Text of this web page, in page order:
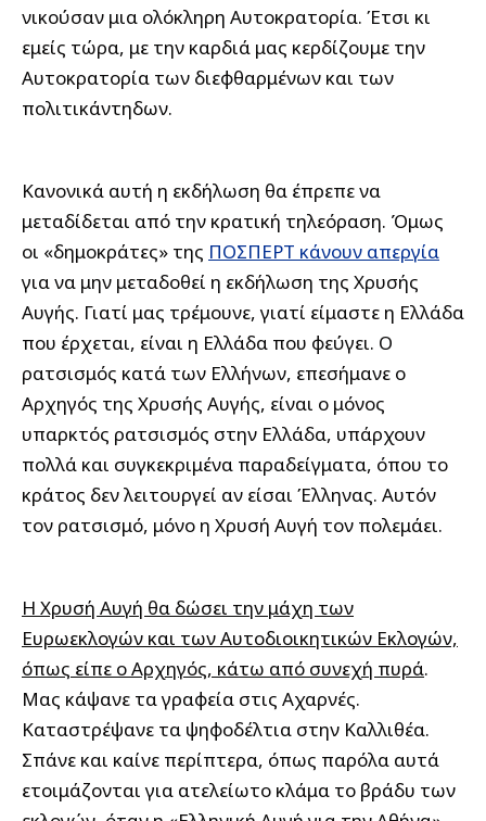
νικούσαν μια ολόκληρη Αυτοκρατορία. Έτσι κι
εμείς τώρα, με την καρδιά μας κερδίζουμε την
Αυτοκρατορία των διεφθαρμένων και των
πολιτικάντηδων.
Κανονικά αυτή η εκδήλωση θα έπρεπε να
μεταδίδεται από την κρατική τηλεόραση. Όμως
οι «δημοκράτες» της ΠΟΣΠΕΡΤ κάνουν απεργία
για να μην μεταδοθεί η εκδήλωση της Χρυσής
Αυγής. Γιατί μας τρέμουνε, γιατί είμαστε η Ελλάδα
που έρχεται, είναι η Ελλάδα που φεύγει. Ο
ρατσισμός κατά των Ελλήνων, επεσήμανε ο
Αρχηγός της Χρυσής Αυγής, είναι ο μόνος
υπαρκτός ρατσισμός στην Ελλάδα, υπάρχουν
πολλά και συγκεκριμένα παραδείγματα, όπου το
κράτος δεν λειτουργεί αν είσαι Έλληνας. Αυτόν
τον ρατσισμό, μόνο η Χρυσή Αυγή τον πολεμάει.
Η Χρυσή Αυγή θα δώσει την μάχη των
Ευρωεκλογών και των Αυτοδιοικητικών Εκλογών,
όπως είπε ο Αρχηγός, κάτω από συνεχή πυρά.
Μας κάψανε τα γραφεία στις Αχαρνές.
Καταστρέψανε τα ψηφοδέλτια στην Καλλιθέα.
Σπάνε και καίνε περίπτερα, όπως παρόλα αυτά
ετοιμάζονται για ατελείωτο κλάμα το βράδυ των